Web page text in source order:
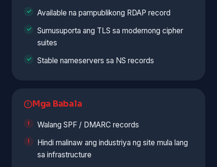
Available na pampublikong RDAP record
Sumusuporta ang TLS sa modernong cipher
suites
Stable nameservers sa NS records
Mga Babala
Walang SPF / DMARC records
Hindi malinaw ang industriya ng site mula lang
sa infrastructure